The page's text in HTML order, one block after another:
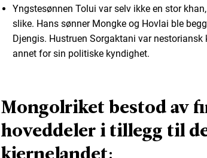
Yngstesønnen Tolui var selv ikke en stor
slike. Hans sønner Mongke og Hovlai ble
Djengis. Hustruen Sorgaktani var
annet for sin politiske kyndighet.
Mongolriket bestod av
hoveddeler i tillegg til